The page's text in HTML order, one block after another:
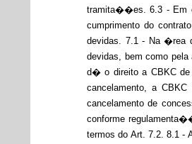
tramita��es. 6.3 - Em
cumprimento do
devidas. 7.1 - Na �rea
devidas, bem como
d� o direito a CBKC de
cancelamento, a
cancelamento de
conforme
termos do Art. 7.2. 8.1